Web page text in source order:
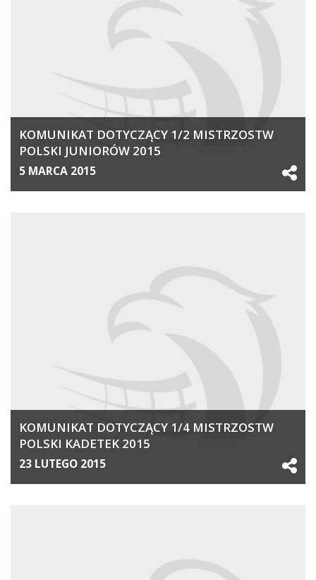
KOMUNIKAT DOTYCZĄCY 1/2 MISTRZOSTW
POLSKI JUNIORÓW 2015
5 MARCA 2015
KOMUNIKAT DOTYCZĄCY 1/4 MISTRZOSTW
POLSKI KADETEK 2015
23 LUTEGO 2015